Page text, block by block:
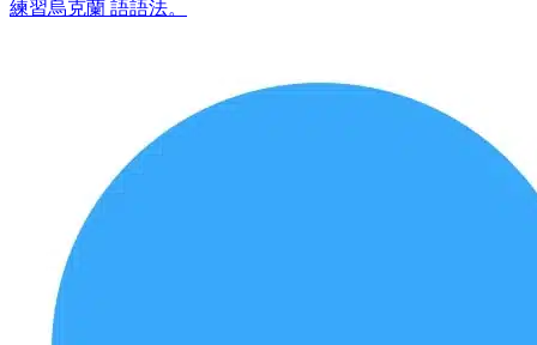
練習烏克蘭 語語法。